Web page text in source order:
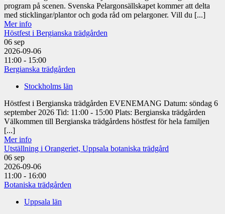
program på scenen. Svenska Pelargonsällskapet kommer att delta
med sticklingar/plantor och goda råd om pelargoner. Vill du [...]
Mer info
Höstfest i Bergianska trädgården
06 sep
2026-09-06
11:00 - 15:00
Bergianska trädgården
Stockholms län
Höstfest i Bergianska trädgården EVENEMANG Datum: söndag 6
september 2026 Tid: 11:00 - 15:00 Plats: Bergianska trädgården
Välkommen till Bergianska trädgårdens höstfest för hela familjen
[...]
Mer info
Utställning i Orangeriet, Uppsala botaniska trädgård
06 sep
2026-09-06
11:00 - 16:00
Botaniska trädgården
Uppsala län